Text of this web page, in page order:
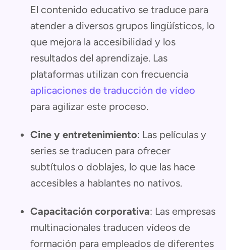
El contenido educativo se traduce para
atender a diversos grupos lingüísticos, lo
que mejora la accesibilidad y los
resultados del aprendizaje. Las
plataformas utilizan con frecuencia
aplicaciones de traducción de vídeo
para agilizar este proceso.
Cine y entretenimiento: Las películas y
series se traducen para ofrecer
subtítulos o doblajes, lo que las hace
accesibles a hablantes no nativos.
Capacitación corporativa: Las empresas
multinacionales traducen vídeos de
formación para empleados de diferentes